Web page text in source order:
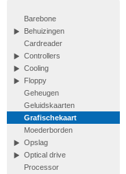
Barebone
Behuizingen
Cardreader
Controllers
Cooling
Floppy
Geheugen
Geluidskaarten
Grafischekaart
Moederborden
Opslag
Optical drive
Processor